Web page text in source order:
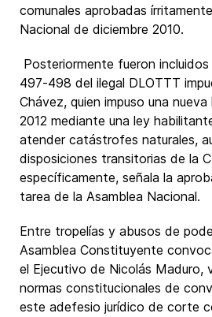
comunales aprobadas
Nacional de diciembre 2010.
Posteriormente fueron
497-498 del ilegal DLOTTT
Chávez, quien impuso una
2012 mediante una ley
atender catástrofes naturales,
disposiciones transitorias de la
específicamente, señala la
tarea de la Asamblea Nacional.
Entre tropelías y abusos de
Asamblea Constituyente
el Ejecutivo de Nicolás Maduro,
normas constitucionales de
este adefesio jurídico de corte